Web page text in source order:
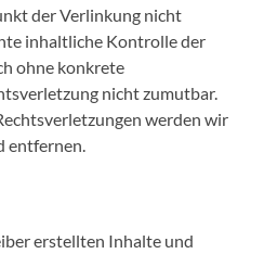
der Verlinkung nicht
inhaltliche Kontrolle der
ohne konkrete
nicht zumutbar.
werden wir
entfernen.
erstellten Inhalte und